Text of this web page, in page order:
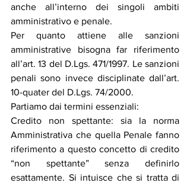
anche all’interno dei singoli ambiti
amministrativo e penale.
Per quanto attiene alle sanzioni
amministrative bisogna far riferimento
all’art. 13 del D.Lgs. 471/1997. Le sanzioni
penali sono invece disciplinate dall’art.
10-quater del D.Lgs. 74/2000.
Partiamo dai termini essenziali:
Credito non spettante: sia la norma
Amministrativa che quella Penale fanno
riferimento a questo concetto di credito
“non spettante” senza definirlo
esattamente. Si intuisce che si tratta di